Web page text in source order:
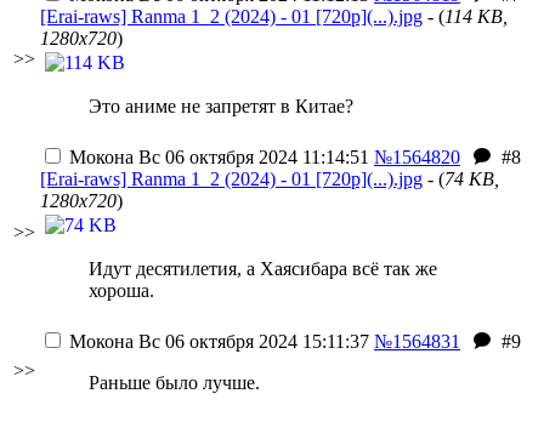
>>
[Erai-raws] Ranma 1_2 (2024) - 01 [720p](...).jpg - (114 KB,
1280x720)
Это аниме не запретят в Китае?
>>
Мокона Вс 06 октября 2024 11:14:51 №1564820
#8
[Erai-raws] Ranma 1_2 (2024) - 01 [720p](...).jpg - (74 KB,
1280x720)
Идут десятилетия, а Хаясибара всё так же
хороша.
>>
Мокона Вс 06 октября 2024 15:11:37 №1564831
#9
Раньше было лучше.